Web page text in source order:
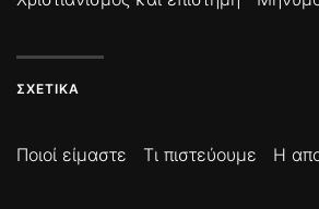
ΣΧΕΤΙΚΆ
Ποιοί είμαστε Τι πιστεύουμε Η